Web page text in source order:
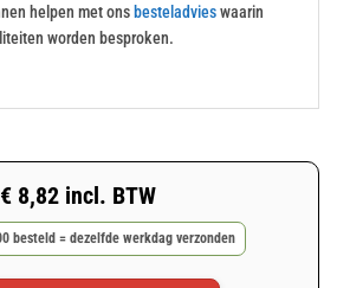
helpen met ons besteladvieswaarin
worden besproken.
€ 8,82 incl. BTW
besteld = dezelfde werkdag verzonden